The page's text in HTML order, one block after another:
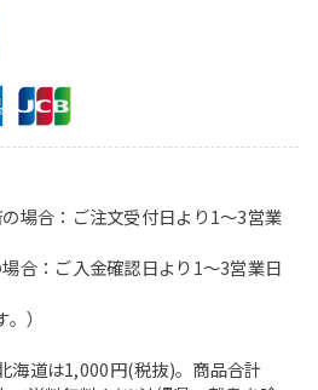
場合：ご注文受付日より1〜3営業
合：ご入金確認日より1〜3営業日
）
海道は1,000円(税抜)。商品合計